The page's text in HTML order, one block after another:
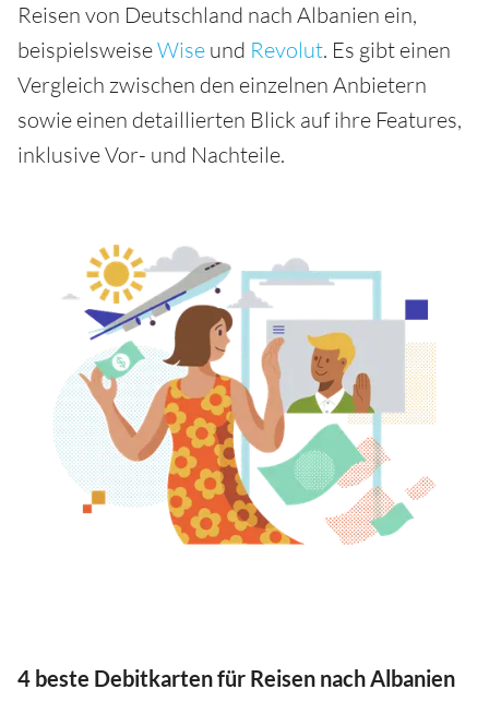
Reisen von Deutschland nach Albanien ein,
beispielsweiseWise und Revolut. Es gibt einen
Vergleich zwischen den einzelnen Anbietern
sowie einen detaillierten Blick auf ihre Features,
inklusive Vor- und Nachteile.
4 beste Debitkarten für Reisen nach Albanien